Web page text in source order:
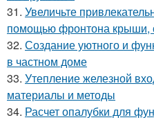
31. Увеличьте
помощью фронтона крыши,
32. Создание уютного и
в частном доме
33. Утепление железной
материалы и методы
34. Расчет опалубки для